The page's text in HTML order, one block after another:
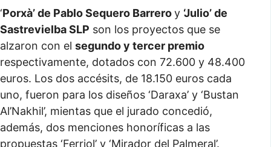
‘Porxà’ de Pablo Sequero Barreroy ‘Julio’ de
Sastrevielba SLP son los proyectos que se
alzaron con el segundo y tercer premio
respectivamente, dotados con 72.600 y 48.400
euros. Los dos accésits, de 18.150 euros cada
uno, fueron para los diseños ‘Daraxa’ y ‘Bustan
Al’Nakhil’, mientas que el jurado concedió,
además, dos menciones honoríficas a las
propuestas ‘Ferriol’ y ‘Mirador del Palmeral’.